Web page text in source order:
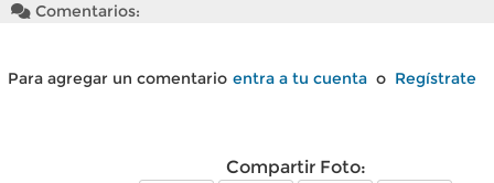
Comentarios:
Para agregar un comentario entra a tu cuenta o Regístrate
Compartir Foto: